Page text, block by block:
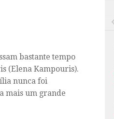
bastante tempo
(Elena Kampouris).
nunca foi
mais um grande